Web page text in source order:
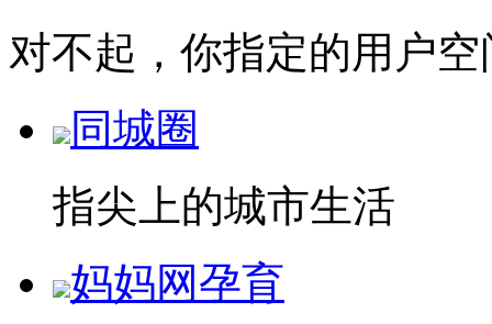
对不起，你指定的用户
同城圈
指尖上的城市生活
妈妈网孕育